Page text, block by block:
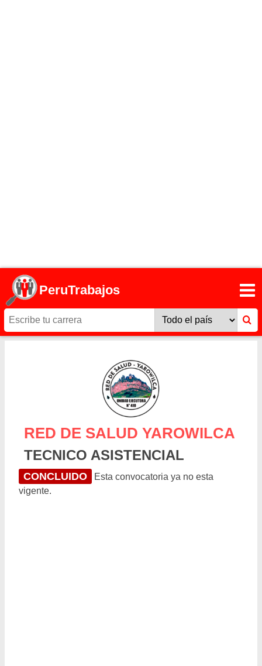
PeruTrabajos
RED DE SALUD YAROWILCA
TECNICO ASISTENCIAL
CONCLUIDO
Esta convocatoria ya no esta
vigente.